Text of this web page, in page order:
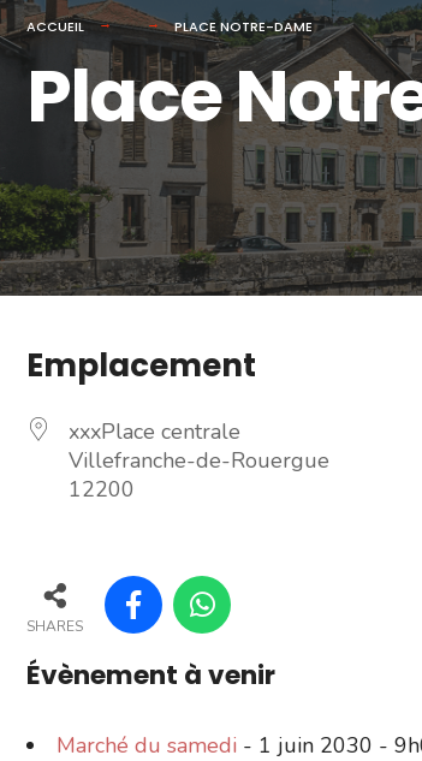
ACCUEIL PLACE NOTRE-DAME
Place
Emplacement
xxxPlace centrale
Villefranche-de-Rouergue
12200
SHARES
Évènement à venir
Marché du samedi - 1 juin 2030 -